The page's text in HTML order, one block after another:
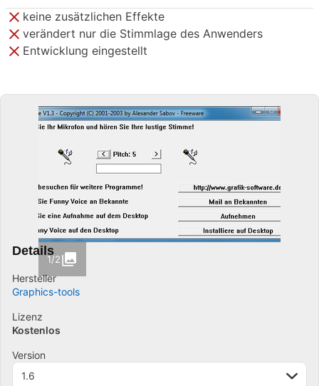
keine zusätzlichen Effekte
verändert nur die Stimmlage des Anwenders
Entwicklung eingestellt
1/2
Details
Hersteller
Graphics-tools
Lizenz
Kostenlos
Version
1.6